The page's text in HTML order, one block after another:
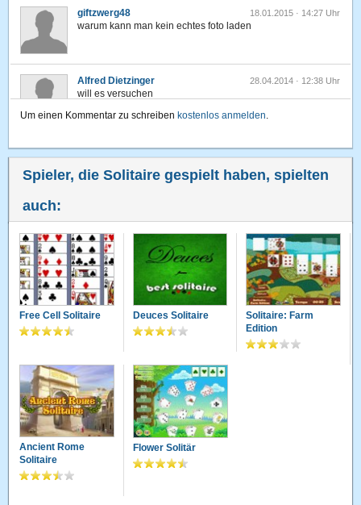
giftzwerg48 18.01.2015 · 14:27 Uhr
warum kann man kein echtes foto laden
Alfred Dietzinger 28.04.2014 · 12:38 Uhr
will es versuchen
Karsten Raitzig 23.03.2014 · 16:35 Uhr
Gefällt mir super das Solitaire
jaimeh 26.10.2011 · 15:07 Uhr
teilweise verbugt. der pik-bube wird als kreuz-bube
angezeigt (was zur verwirrung führt da auf einmal 2 kreuz-
buben da sind). ausserdem fehlen am ende wenn man alles
schon aufgedeckt hat noch misteriöserweise karten bei der
auflösung. kann noch gut was dran gemacht werden.
elsol
Umständlich, da man am Schluss jede Karte einzeln
wegklicken muss.
HamburgerDeern
mit punkte vergabe würde es mehr spaß bringen!!! aber
Um einen Kommentar zu schreiben kostenlos anmelden.
Spieler, die Solitaire gespielt haben, spielten
auch:
Free Cell Solitaire Deuces Solitaire
Solitaire: Farm
Edition
Ancient Rome
Solitaire
Flower Solitär